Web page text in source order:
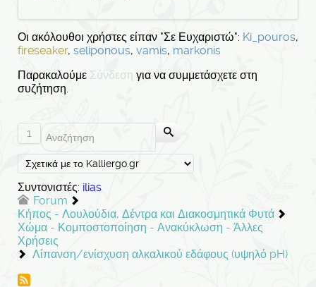
Οι ακόλουθοι χρήστες είπαν "Σε Ευχαριστώ": Ki_pouros,
fireseaker, seliponous, vamis, markonis
Παρακαλούμε Σύνδεση για να συμμετάσχετε στη
συζήτηση.
1
Συντονιστές: ilias
Forum
Κήπος - Λουλούδια, Δέντρα και Διακοσμητικά Φυτά
Χώμα - Κομποστοποίηση - Ανακύκλωση - Άλλες
Χρήσεις
Λίπανση/ενίσχυση αλκαλικού εδάφους (υψηλό pH)